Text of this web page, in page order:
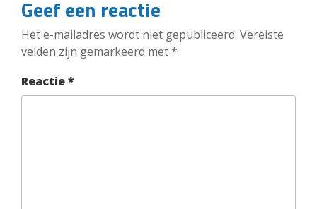
Geef een reactie
Het e-mailadres wordt niet gepubliceerd. Vereiste
velden zijn gemarkeerd met*
Reactie*